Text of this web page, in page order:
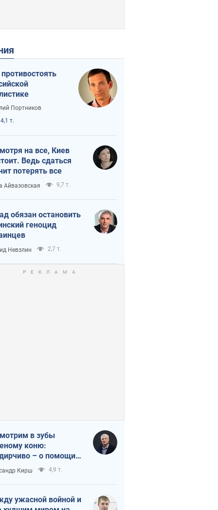
Портников
т.
на все, Киев
Ведь сдаться
потерять все
Айвазовская 9,7 т.
обязан остановить
геноцид
Невзлин 2,7 т.
в зубы
коню:
– о помощи
Кирш 4,9 т.
ужасной войной и